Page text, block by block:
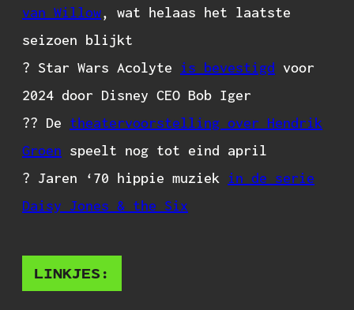
van Willow, wat helaas het laatste
seizoen blijkt
? Star Wars Acolyte is bevestigd voor
2024 door Disney CEO Bob Iger
?‍? De theatervoorstelling over Hendrik
Groen speelt nog tot eind april
? Jaren ‘70 hippie muziek in de serie
Daisy Jones & the Six
LINKJES: